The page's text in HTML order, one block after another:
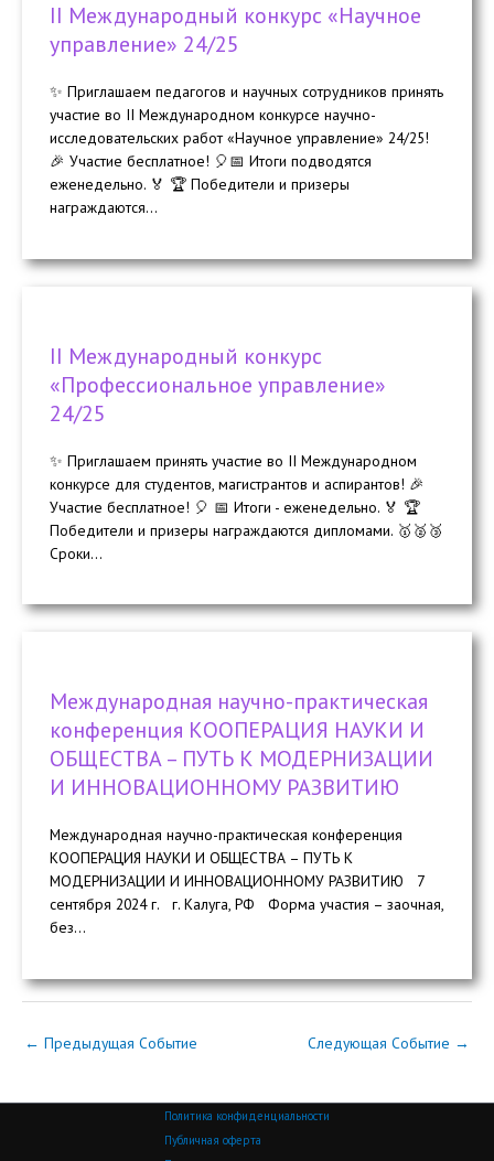
II Международный конкурс «Научное
управление» 24/25
✨ Приглашаем педагогов и научных сотрудников принять
участие во II Международном конкурсе научно-
исследовательских работ «Научное управление» 24/25!
🎉 Участие бесплатное! 🎈📅 Итоги подводятся
еженедельно. 🏅 🏆 Победители и призеры
награждаются...
II Международный конкурс
«Профессиональное управление»
24/25
✨ Приглашаем принять участие во II Международном
конкурсе для студентов, магистрантов и аспирантов! 🎉
Участие бесплатное! 🎈 📅 Итоги - еженедельно. 🏅 🏆
Победители и призеры награждаются дипломами. 🥇🥈🥉
Сроки...
Международная научно-практическая
конференция КООПЕРАЦИЯ НАУКИ И
ОБЩЕСТВА – ПУТЬ К МОДЕРНИЗАЦИИ
И ИННОВАЦИОННОМУ РАЗВИТИЮ
Международная научно-практическая конференция
КООПЕРАЦИЯ НАУКИ И ОБЩЕСТВА – ПУТЬ К
МОДЕРНИЗАЦИИ И ИННОВАЦИОННОМУ РАЗВИТИЮ 7
сентября 2024 г. г. Калуга, РФ Форма участия – заочная,
без...
← Предыдущая Событие Следующая Событие →
Политика конфиденциальности
Публичная оферта